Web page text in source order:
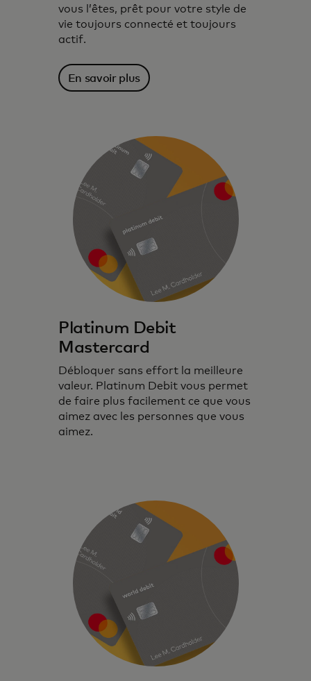
Cartes de débit conçues pour vous,
offrant commodité, contrôle et sécurité.
vous l’êtes, prêt pour votre style de
vie toujours connecté et toujours
actif.
En savoir plus
Platinum Debit
Mastercard
Débloquer sans effort la meilleure
valeur. Platinum Debit vous permet
de faire plus facilement ce que vous
aimez avec les personnes que vous
aimez.